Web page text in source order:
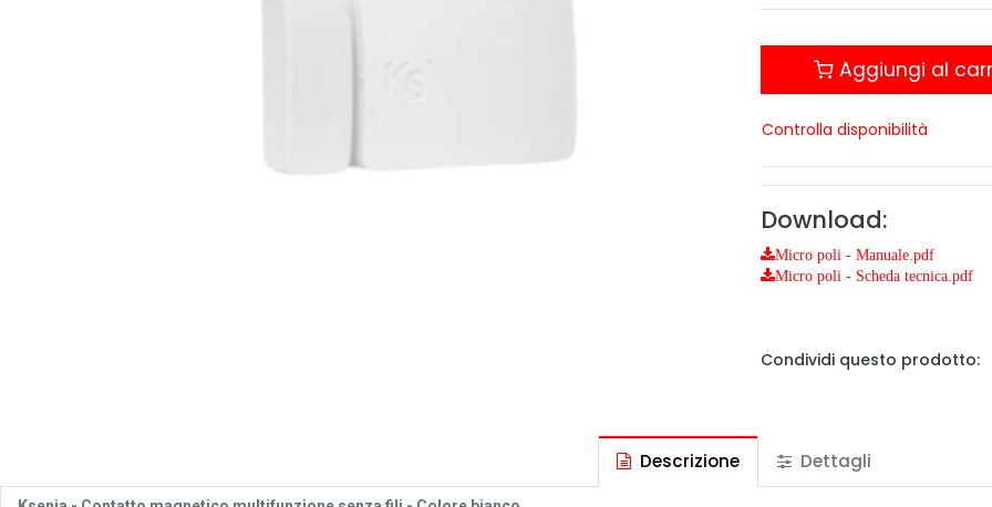
Aggiungi al
Controlla disponibilità
Download:
Micro poli - Manuale.pdf
Micro poli - Scheda tecnica.pdf
Condividi questo prodotto:
Descrizione Dettagli